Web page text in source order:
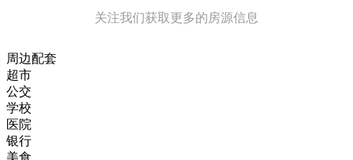
关注我们获取更多的房源信息
周边配套
超市
公交
学校
医院
银行
美食